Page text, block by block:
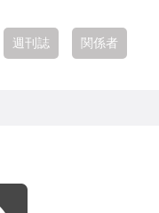
週刊誌 関係者